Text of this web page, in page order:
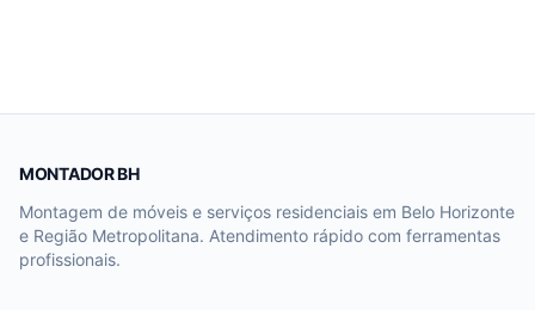
MONTADOR BH
Montagem de móveis e serviços residenciais em Belo Horizonte
e Região Metropolitana. Atendimento rápido com ferramentas
profissionais.